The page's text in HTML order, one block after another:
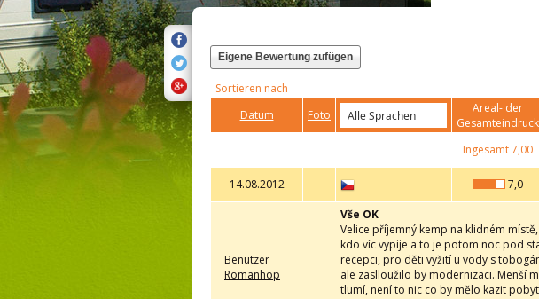
Eigene Bewertung zufügen
Sortieren nach
Datum
Foto
Areal- der
Gesamteindruck
Ingesamt7,00
14.08.2012 7,0
Benutzer
Romanhop
Vše OK
Velice příjemný kemp na klidném
kdo víc vypije a to je potom noc pod
recepci, pro děti vyžití u vody s
ale zaslloužilo by modernizaci. Menší
tlumí, není to nic co by mělo kazit